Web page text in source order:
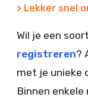
> Lekker snel
Wil je een
registreren?
met je unieke
Binnen